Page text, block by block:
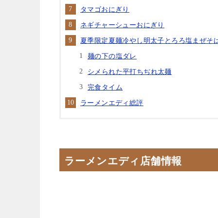
タマゴおにぎり
ネギチャーシューおにぎり
夏季限定夏麺冷やし明太子とろろ塩まぜそ
麺の下の塩ダレ
シメられた平打ちぢれ太麺
完食タイム
ラーメンエディ総評
ラーメンエディ店舗情報